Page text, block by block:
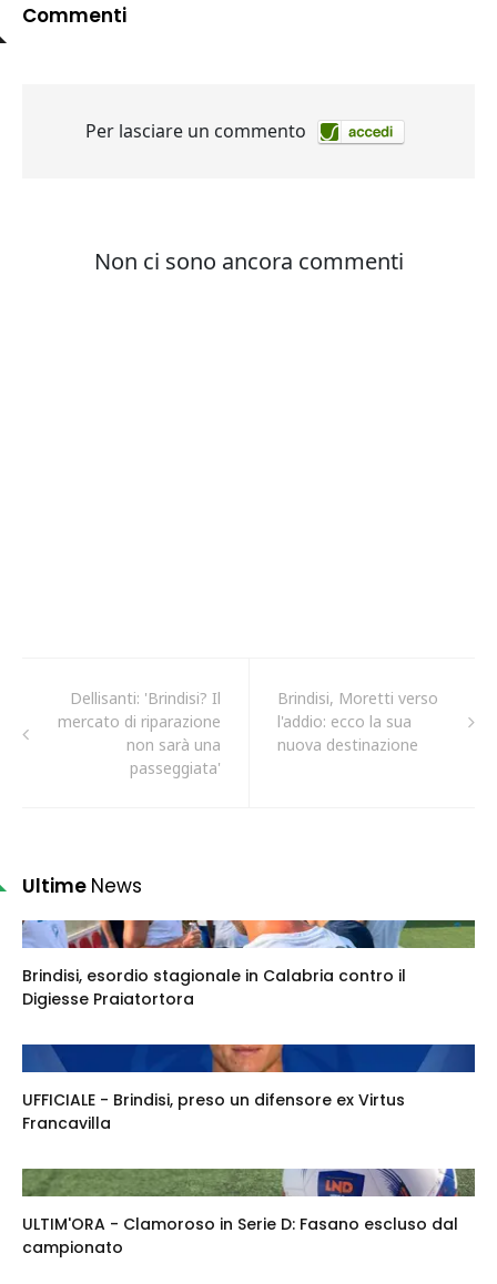
Commenti
Dellisanti: 'Brindisi? Il
mercato di riparazione
non sarà una
passeggiata'
Brindisi, Moretti verso
l'addio: ecco la sua
nuova destinazione
Ultime News
Brindisi, esordio stagionale in Calabria contro il
Digiesse Praiatortora
UFFICIALE - Brindisi, preso un difensore ex Virtus
Francavilla
ULTIM'ORA - Clamoroso in Serie D: Fasano escluso dal
campionato